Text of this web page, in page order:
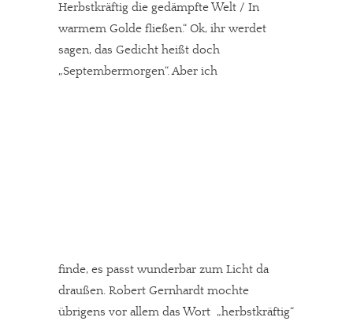
Herbstkräftig die gedämpfte Welt / In
warmem Golde fließen.“ Ok, ihr werdet
sagen, das Gedicht heißt doch
„Septembermorgen“. Aber ich
finde, es passt wunderbar zum Licht da
draußen. Robert Gernhardt mochte
übrigens vor allem das Wort „herbstkräftig“